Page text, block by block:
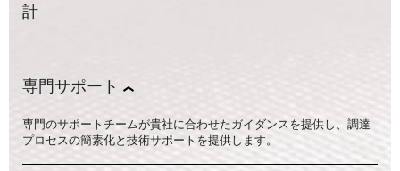
計
専門サポート
専門のサポートチームが貴社に合わせたガイダンスを提供し、調達
プロセスの簡素化と技術サポートを提供します。